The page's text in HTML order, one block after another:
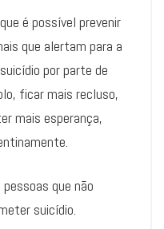
é possível prevenir
que alertam para a
por parte de
ficar mais recluso,
mais esperança,
que não
suicídio.